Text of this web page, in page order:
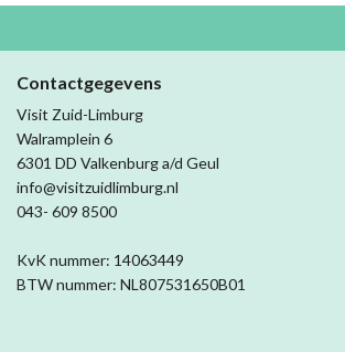
Contactgegevens
Visit Zuid-Limburg
Walramplein 6
6301 DD Valkenburg a/d Geul
info@visitzuidlimburg.nl
043- 609 8500
KvK nummer: 14063449
BTW nummer: NL807531650B01